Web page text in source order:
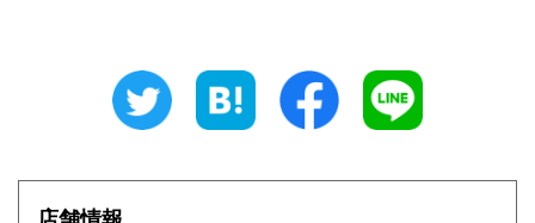
0円 三重県
大阪府